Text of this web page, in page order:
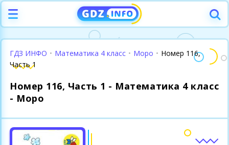
ГДЗ ИНФО • Математика 4 класс • Моро • Номер 116,
Часть 1
Номер 116, Часть 1 - Математика 4 класс
- Моро